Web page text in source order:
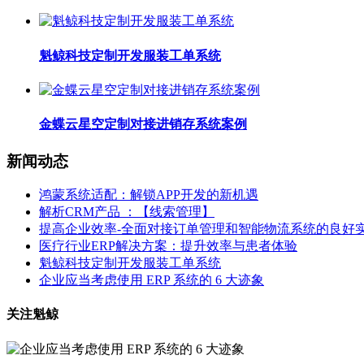
魁鲸科技定制开发服装工单系统
金蝶云星空定制对接进销存系统案例
新闻动态
鸿蒙系统适配：解锁APP开发的新机遇
解析CRM产品 ：【线索管理】
提高企业效率-全面对接订单管理和智能物流系统的良好
医疗行业ERP解决方案：提升效率与患者体验
魁鲸科技定制开发服装工单系统
企业应当考虑使用 ERP 系统的 6 大迹象
关注魁鲸